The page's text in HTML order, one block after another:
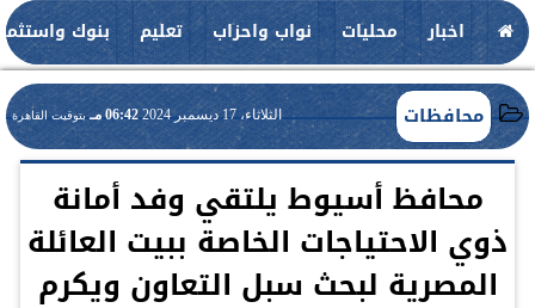
اخبار محليات نواب واحزاب تعليم بنوك
محافظات الثلاثاء، 17 ديسمبر 2024 06:42 مـ بتوقيت القاهرة
محافظ أسيوط يلتقي وفد أمانة
ذوي الاحتياجات الخاصة ببيت العائلة
المصرية لبحث سبل التعاون ويكرم